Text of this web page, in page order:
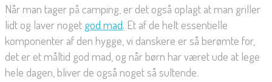
Når man tager på camping, er det også oplagt at man griller
lidt og laver noget god mad. Et af de helt essentielle
komponenter af den hygge, vi danskere er så berømte for,
det er et måltid god mad, og når børn har været ude at lege
hele dagen, bliver de også noget så sultende.